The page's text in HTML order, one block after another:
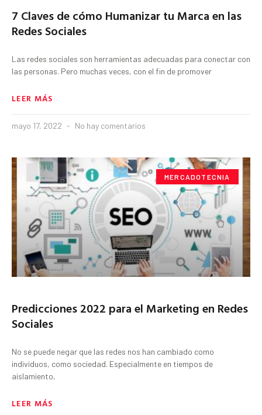
7 Claves de cómo Humanizar tu Marca en las
Redes Sociales
Las redes sociales son herramientas adecuadas para conectar con
las personas. Pero muchas veces, con el fin de promover
LEER MÁS
mayo 17, 2022 No hay comentarios
MERCADOTECNIA
Predicciones 2022 para el Marketing en Redes
Sociales
No se puede negar que las redes nos han cambiado como
individuos, como sociedad. Especialmente en tiempos de
aislamiento,
LEER MÁS